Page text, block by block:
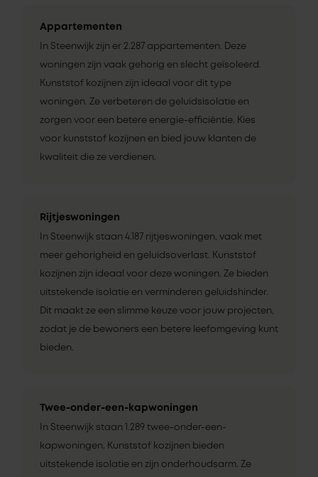
Appartementen
In Steenwijk zijn er 2.287 appartementen. Deze
woningen zijn vaak gehorig en slecht geïsoleerd.
Kunststof kozijnen zijn ideaal voor dit type
woningen. Ze verbeteren de geluidsisolatie en
zorgen voor een betere energie-efficiëntie. Kies
voor kunststof kozijnen en bied jouw klanten de
kwaliteit die ze verdienen.
Rijtjeswoningen
In Steenwijk staan 4.187 rijtjeswoningen, vaak met
meer gehorigheid en geluidsoverlast. Kunststof
kozijnen zijn ideaal voor deze woningen. Ze bieden
uitstekende isolatie en verminderen geluidshinder.
Dit maakt ze een slimme keuze voor jouw projecten,
zodat je de bewoners een betere leefomgeving kunt
bieden.
Twee-onder-een-kapwoningen
In Steenwijk staan 1.289 twee-onder-een-
kapwoningen. Kunststof kozijnen bieden
uitstekende isolatie en zijn onderhoudsarm. Ze